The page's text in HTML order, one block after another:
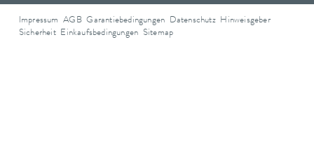
Impressum AGB Garantiebedingungen Datenschutz Hinweisgeber
Sicherheit Einkaufsbedingungen Sitemap